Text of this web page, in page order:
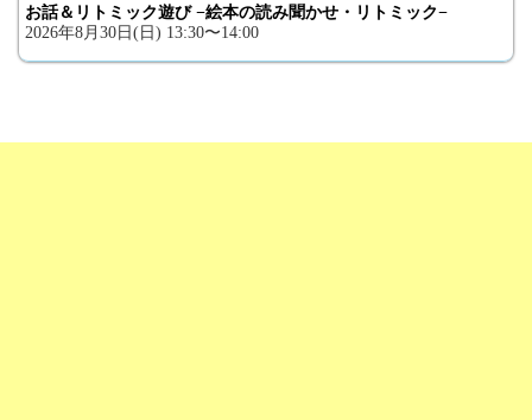
お話＆リトミック遊び −絵本の読み聞かせ・リトミック−
2026年8月30日(日) 13:30〜14:00